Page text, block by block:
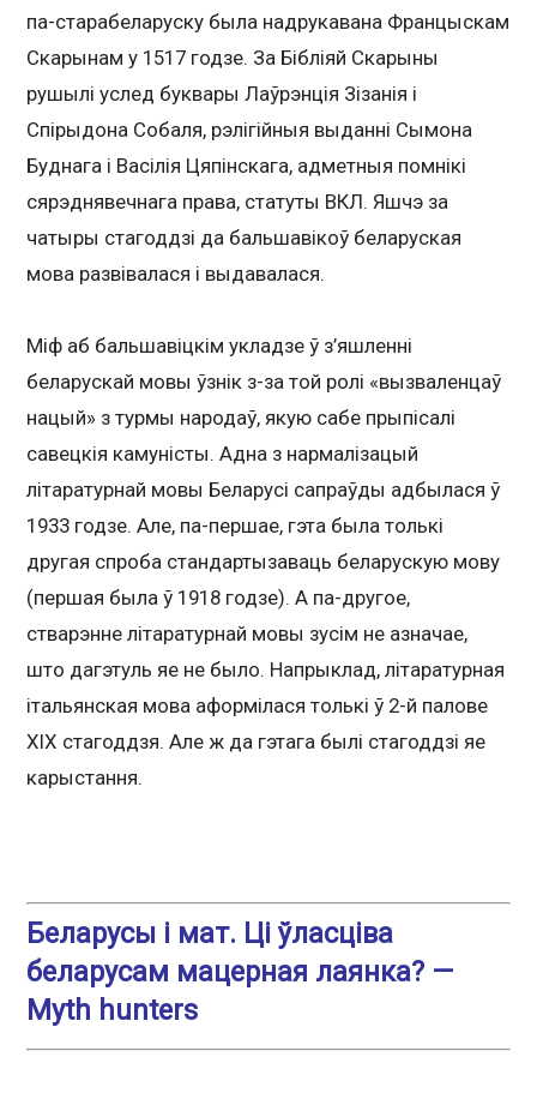
па-старабеларуску была надрукавана Францыскам
Скарынам у 1517 годзе. За Бібліяй Скарыны
рушылі услед буквары Лаўрэнція Зізанія і
Спірыдона Собаля, рэлігійныя выданні Сымона
Буднага і Васілія Цяпінскага, адметныя помнікі
сярэднявечнага права, статуты ВКЛ. Яшчэ за
чатыры стагоддзі да бальшавікоў беларуская
мова развівалася і выдавалася.
Міф аб бальшавіцкім укладзе ў з’яшленні
беларускай мовы ўзнік з-за той ролі «вызваленцаў
нацый» з турмы народаў, якую сабе прыпісалі
савецкія камуністы. Адна з нармалізацый
літаратурнай мовы Беларусі сапраўды адбылася ў
1933 годзе. Але, па-першае, гэта была толькі
другая спроба стандартызаваць беларускую мову
(першая была ў 1918 годзе). А па-другое,
стварэнне літаратурнай мовы зусім не азначае,
што дагэтуль яе не было. Напрыклад, літаратурная
італьянская мова аформілася толькі ў 2-й палове
ХІХ стагоддзя. Але ж да гэтага былі стагоддзі яе
карыстання.
Беларусы i мат. Цi ўласцiва
беларусам мацерная лаянка? —
Myth hunters